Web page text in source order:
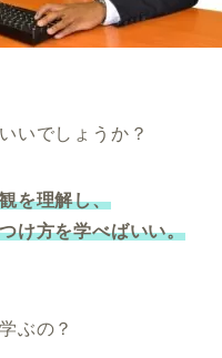
いでしょうか？
を理解し、
け方を学べばいい。
ぶの？